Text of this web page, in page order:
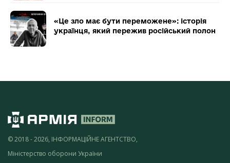
«Це зло має бути переможене»: історія
українця, який пережив російський полон
© 2018 - 2026, ІНФОРМАЦІЙНЕ АГЕНТСТВО,
Міністерство оборони України